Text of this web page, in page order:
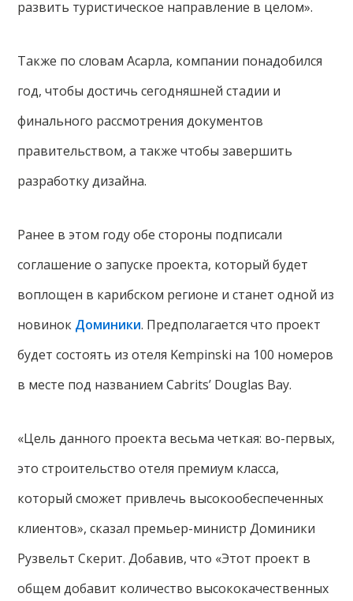
развить туристическое направление в целом».
Также по словам Асарла, компании понадобился
год, чтобы достичь сегодняшней стадии и
финального рассмотрения документов
правительством, а также чтобы завершить
разработку дизайна.
Ранее в этом году обе стороны подписали
соглашение о запуске проекта, который будет
воплощен в карибском регионе и станет одной из
новинок Доминики. Предполагается что проект
будет состоять из отеля Kempinski на 100 номеров
в месте под названием Cabrits’ Douglas Bay.
«Цель данного проекта весьма четкая: во-первых,
это строительство отеля премиум класса,
который сможет привлечь высокообеспеченных
клиентов», сказал премьер-министр Доминики
Рузвельт Скерит. Добавив, что «Этот проект в
общем добавит количество высококачественных